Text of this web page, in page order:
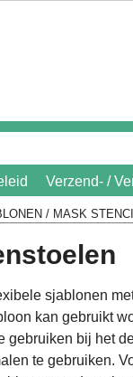
Verzend- /
/ MASK
sjablonen
kan gebruikt
gebruiken bij het
te gebruiken.